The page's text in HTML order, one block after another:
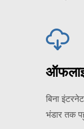
बिना
भंडार तक